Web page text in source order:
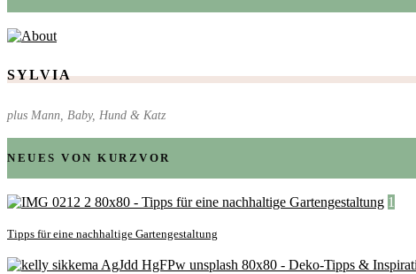
SYLVIA
plus Mann, Baby, Hund & Katz
NEUES VON KURZVOR
1
Tipps für eine nachhaltige Gartengestaltung